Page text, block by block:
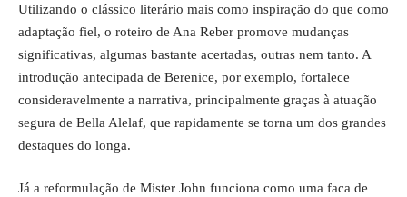
Utilizando o clássico literário mais como inspiração do que como
adaptação fiel, o roteiro de Ana Reber promove mudanças
significativas, algumas bastante acertadas, outras nem tanto. A
introdução antecipada de Berenice, por exemplo, fortalece
consideravelmente a narrativa, principalmente graças à atuação
segura de Bella Alelaf, que rapidamente se torna um dos grandes
destaques do longa.
Já a reformulação de Mister John funciona como uma faca de